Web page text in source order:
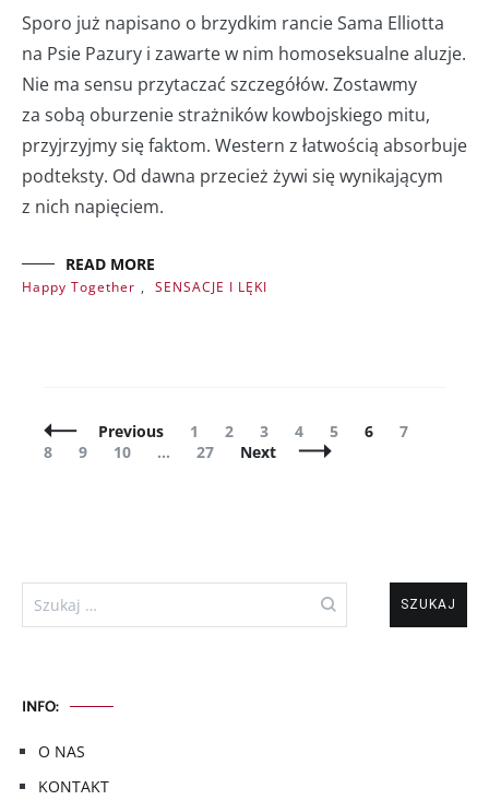
Sporo już napisano o brzydkim rancie Sama Elliotta
na Psie Pazury i zawarte w nim homoseksualne aluzje.
Nie ma sensu przytaczać szczegółów. Zostawmy
za sobą oburzenie strażników kowbojskiego mitu,
przyjrzyjmy się faktom. Western z łatwością absorbuje
podteksty. Od dawna przecież żywi się wynikającym
z nich napięciem.
READ MORE
Happy Together , SENSACJE I LĘKI
Posts
Navigation
Previous Page
1 Page
2 Page
3 Page
4 Page
5 Page
6 Page
7
8
Page
9 Page
10 … Page
27 Next
Szukaj:
INFO:
O NAS
KONTAKT